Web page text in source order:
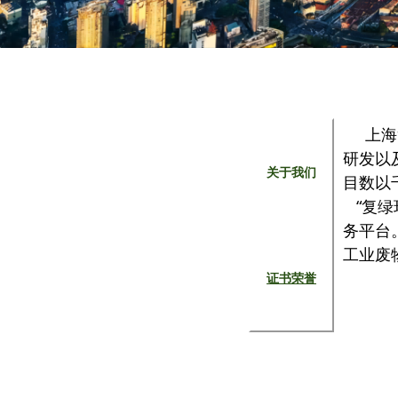
上
研发以
目数以
“复绿
务平台
工业废
关于我们
证书荣誉